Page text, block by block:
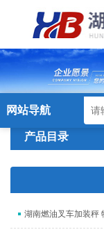
硬汉视频,硬
下载苹果版,
网站导航
产品目录
湖南燃油叉车加装秤